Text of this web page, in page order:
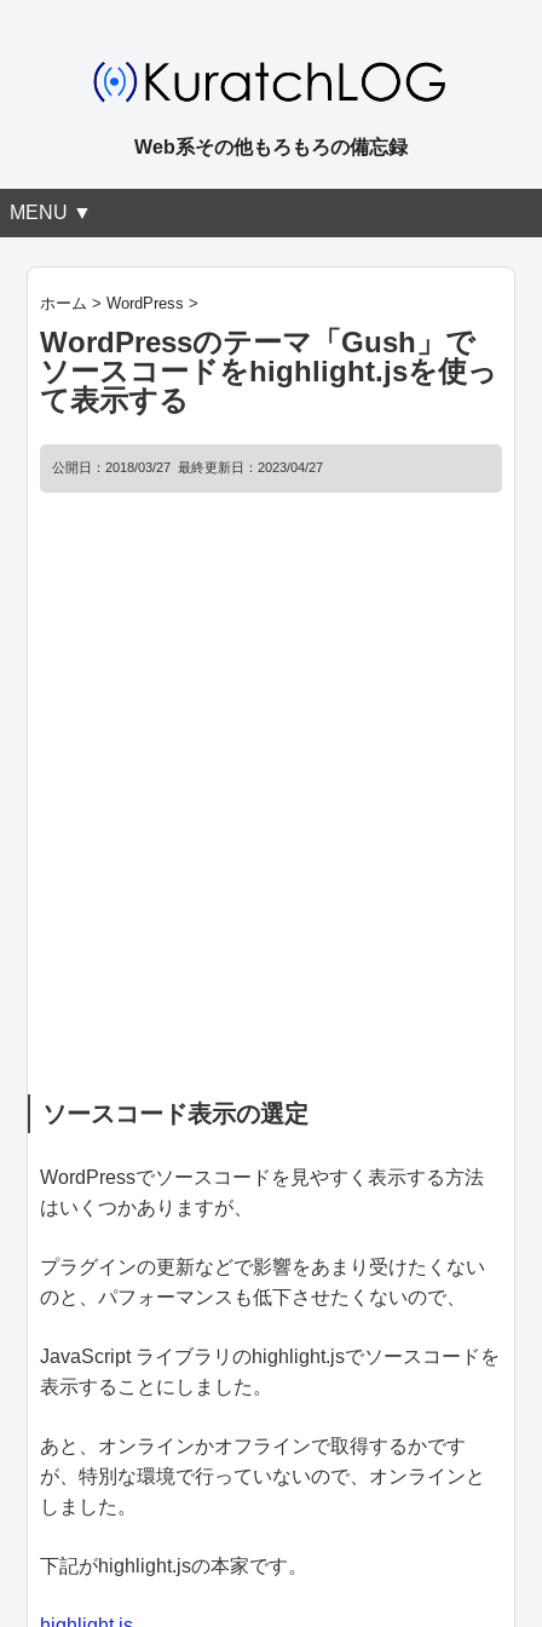
Web系その他もろもろの備忘録
MENU ▼
ホーム >WordPress >
WordPressのテーマ「Gush」で
ソースコードをhighlight.jsを使っ
て表示する
公開日：2018/03/27 最終更新日：2023/04/27
ソースコード表示の選定
WordPressでソースコードを見やすく表示する方法
はいくつかありますが、
プラグインの更新などで影響をあまり受けたくない
のと、パフォーマンスも低下させたくないので、
JavaScript ライブラリのhighlight.jsでソースコードを
表示することにしました。
あと、オンラインかオフラインで取得するかです
が、特別な環境で行っていないので、オンラインと
しました。
下記がhighlight.jsの本家です。